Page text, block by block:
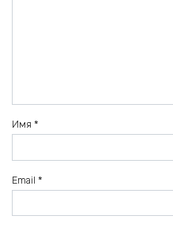
Имя *
Email *